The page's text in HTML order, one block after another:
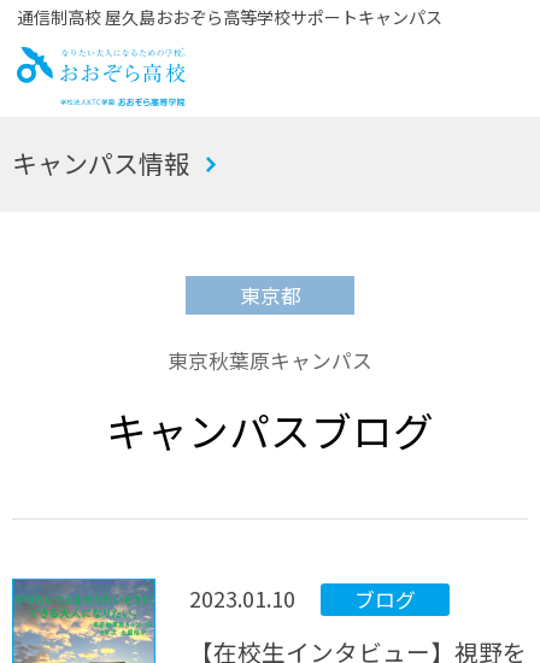
通信制高校 屋久島おおぞら高等学校サポートキャンパス
お
キャンパス情報
東京都
東京秋葉原キャンパス
キャンパスブログ
2023.01.10 ブログ
【在校生インタビュー】視野を